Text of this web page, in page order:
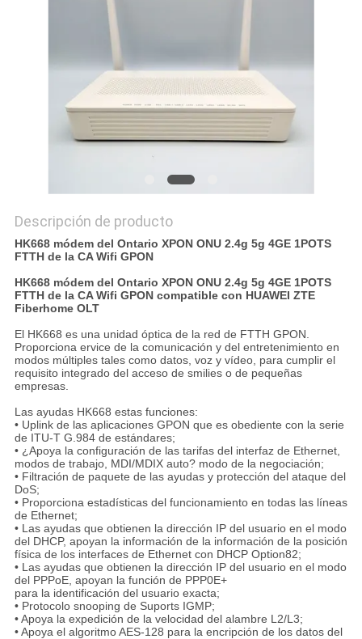
POLICY
Descripción de producto
HK668 módem del Ontario XPON ONU 2.4g 5g 4GE 1POTS
FTTH de la CA Wifi GPON
HK668 módem del Ontario XPON ONU 2.4g 5g 4GE 1POTS
FTTH de la CA Wifi GPON compatible con HUAWEI ZTE
Fiberhome OLT
El HK668 es una unidad óptica de la red de FTTH GPON.
Proporciona ervice de la comunicación y del entretenimiento en
modos múltiples tales como datos, voz y vídeo, para cumplir el
requisito integrado del acceso de smilies o de pequeñas
empresas.
Las ayudas HK668 estas funciones:
• Uplink de las aplicaciones GPON que es obediente con la serie
de ITU-T G.984 de estándares;
• ¿Apoya la configuración de las tarifas del interfaz de Ethernet,
modos de trabajo, MDI/MDIX auto? modo de la negociación;
• Filtración de paquete de las ayudas y protección del ataque del
DoS;
• Proporciona estadísticas del funcionamiento en todas las líneas
de Ethernet;
• Las ayudas que obtienen la dirección IP del usuario en el modo
del DHCP, apoyan la información de la información de la posición
física de los interfaces de Ethernet con DHCP Option82;
• Las ayudas que obtienen la dirección IP del usuario en el modo
del PPPoE, apoyan la función de PPP0E+
para la identificación del usuario exacta;
• Protocolo snooping de Suports IGMP;
• Apoya la expedición de la velocidad del alambre L2/L3;
• Apoya el algoritmo AES-128 para la encripción de los datos del